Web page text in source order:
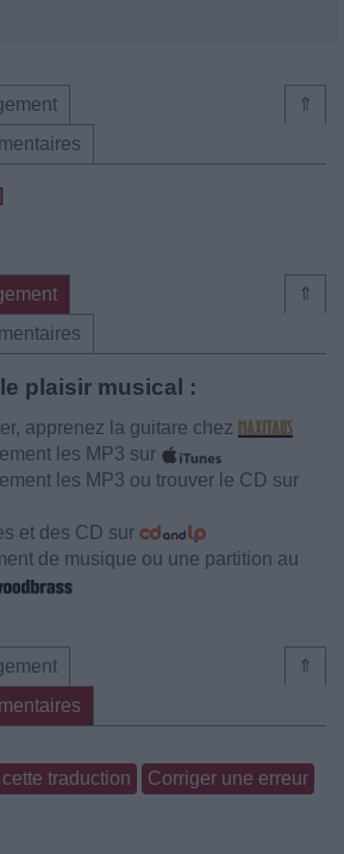
⇑
⇑
plaisir musical :
apprenez la guitare chez
les MP3 sur
les MP3 ou trouver le CD sur
et des CD sur
de musique ou une partition au
⇑
traduction Corriger une erreur